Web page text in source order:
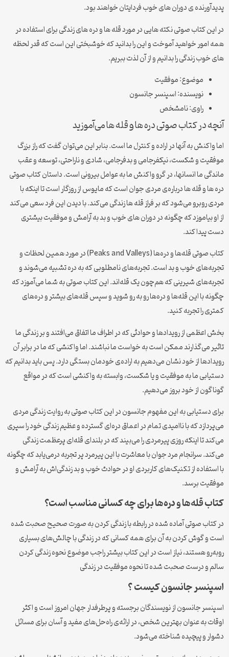
پدیدآورنده ی دوران های خوب فردایتان خواهند بود.
در این کتاب صوتی نکته هایی در مورد قله ها و دره های زندگی برای استفاده در
همه امور خواهید آموخت و این را بدانید که خوشبختی این است که قدر لحظه
های خوب زندگی را بدانیم و از آن لذت ببریم.
موضوع: موفقیت
نویسنده: اسپنسر جانسون
راوی: نامشخص
آنچه در کتاب صوتی دره ها و قله ها می‌آموزید
اما واکنش به آنها در اراده و کنترل ما است. بنابر این می‌توان گفت که راز بزرگ
موفقیت و شکست، نیکفرجامی و بدفرجامی، شادی و ناراحتی، توسعه و عقب
ماندگی ما انسانها، در گرو واکنش ما به عوامل بیرونی است. داستان کتاب صوتی
دره ها و قله ها درباره‌ی مردی جوان است که مایوس از روزگار است تا اینکه با
مردی روبرو می‌شود که بر فراز قله ها زندگی می‌کند. با دیدن این فرد سعی می‌کند
از او بیاموزد که چگونه در دوران های خوب و بد به آرامش و موفقیت بیشتری
دست پیدا کند.
کتاب صوتی قله‌ها و دره‌ها (Peaks and Valleys) در مورد همین لحظات و
تجربه‌های خوب و بد است. تجربه‌های نامطلوبی که به دره تشبیه می‌شوند و
تجربه‌های شیرینی که هم‌چون یک قله‌اند. این کتاب صوتی به شما می‌آموزد که
چگونه با این قله‌ها و دره‌ها رو به رو شوید و سپس قله‌های بیشتر و دره‌های
کمتری را تجربه کنید.
بخش اعظمی از رویدادها و حوادثی که در اطراف ما اتفاق می‌افتند و بر زندگی ما
تاثیر می‌گذارند ممکن است به خواست ما نباشند. اما واکنشی که ما در برابر آن
رویدادها از خود نشان می‌دهیم به اراده‌ی خودمان بستگی دارد. پس باید بدانیم که
دستیابی ما به موفقیت و یا شکست، وابسته به واکنشی است که در مواقع
گوناگون از خود بروز می‌دهیم.
برای دستیابی به این مفهوم جانسون در این کتاب صوتی به روایت زندگی مردی
می‌پردازد که با ناامیدی تمام در اعماق دره‌ای گسترده و عظیم زندگی خود را سپری
می‌کند تا اینکه روزی پیرمردی را می‌بیند که در بلندای قله‌ای پرعظمت زندگی
می‌کند. سرانجام مرد جوان با معاشرت با این پیرمرد پر تجربه درمی‌یابد که چگونه
با استفاده از تکنیک‌های کاربردی او در حوادث خوب و بد زندگی‌اش به آرامش و
موفقیت برسد.
کتاب قله‌ها و دره‌ها برای چه کسانی مناسب است؟
در کتاب صوتی آماده شده در رابطه با زندگی کردن به صورت صحیح صحبت شده
است و گوش کردن به آن برای همه کسانی که در زندگی با چالش‌های بسیاری
روبه‌رو هستند، نیاز است در این کتاب بیشتر راجب موضوع نحوه زندگی کردن
سالم و درست صحبت شده تا نحوه موفقیت در زندگی
اسپنسر جانسون کیست ؟
اسپنسر جانسون از نویسندگان برجسته و پرطرفدار جهان امروز است و اکثر
اوقات به عنوان بهترین شخص، در ارائه‌ی راه‌حل‌های مفید و آسان برای مسائل
دشوار و پیچیده شناخته می‌شود.